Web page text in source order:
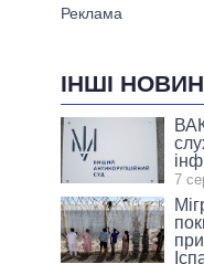
ІНШІ
7